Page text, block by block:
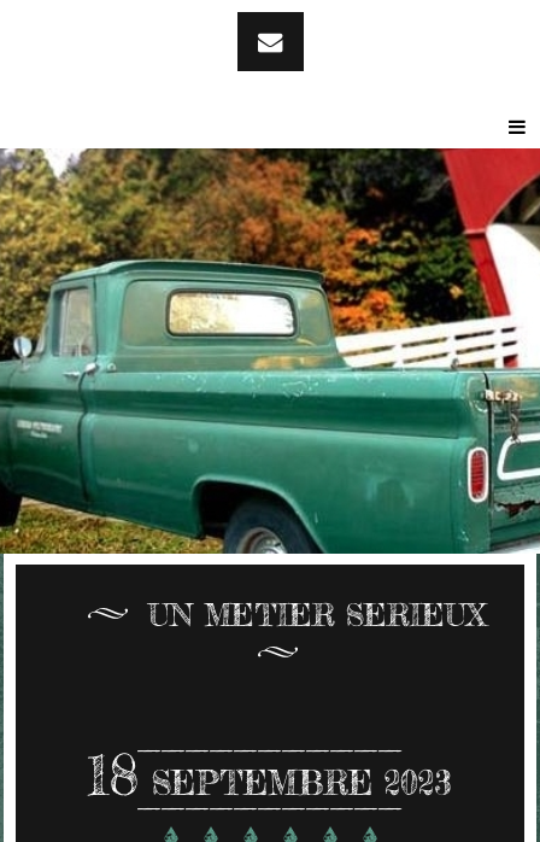
UN METIER SERIEUX
18 SEPTEMBRE 2023